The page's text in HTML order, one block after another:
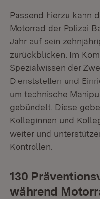
Passend hierzu kann
Motorrad der Polizei
Jahr auf sein
zurückblicken. Im
Spezialwissen der
Dienststellen und
um technische
gebündelt. Diese
Kolleginnen und
weiter und
Kontrollen.
130
während